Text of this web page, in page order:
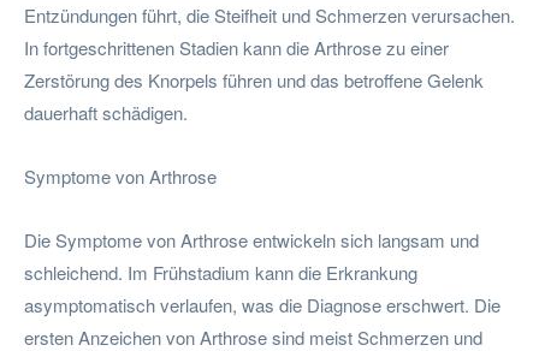
Entzündungen führt, die Steifheit und Schmerzen verursachen.
In fortgeschrittenen Stadien kann die Arthrose zu einer
Zerstörung des Knorpels führen und das betroffene Gelenk
dauerhaft schädigen.
Symptome von Arthrose
Die Symptome von Arthrose entwickeln sich langsam und
schleichend. Im Frühstadium kann die Erkrankung
asymptomatisch verlaufen, was die Diagnose erschwert. Die
ersten Anzeichen von Arthrose sind meist Schmerzen und